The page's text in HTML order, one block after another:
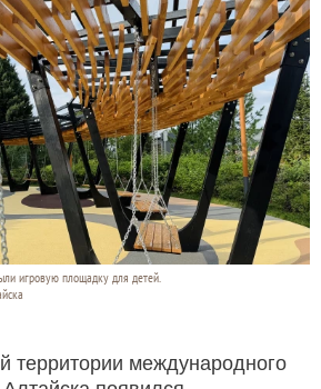
игровую площадку для детей.
территории международного